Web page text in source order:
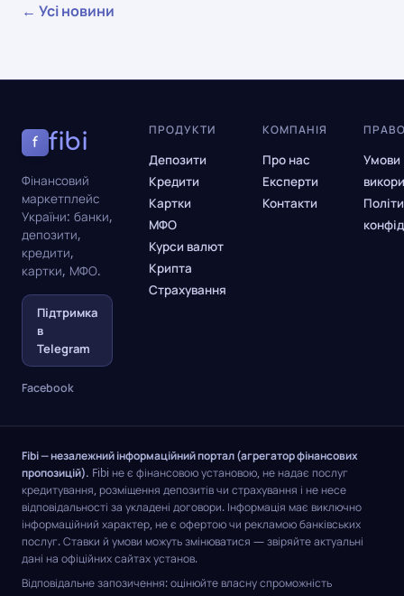
← Усі новини
f fibi
Фінансовий
маркетплейс
України: банки,
депозити,
кредити,
картки, МФО.
Підтримка
в
Telegram
Facebook
ПРОДУКТИ
Депозити
Кредити
Картки
МФО
Курси валют
Крипта
Страхування
КОМПАНІЯ
Про нас
Експерти
Контакти
Умови
Fibi — незалежний інформаційний портал (агрегатор фінансових
пропозицій). Fibi не є фінансовою установою, не надає послуг
кредитування, розміщення депозитів чи страхування і не несе
відповідальності за укладені договори. Інформація має виключно
інформаційний характер, не є офертою чи рекламою банківських
послуг. Ставки й умови можуть змінюватися — звіряйте актуальні
дані на офіційних сайтах установ.
Відповідальне запозичення: оцінюйте власну спроможність